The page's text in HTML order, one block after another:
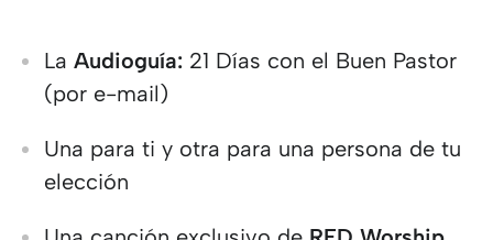
La Audioguía: 21 Días con el Buen Pastor
(por e-mail)
Una para ti y otra para una persona de tu
elección